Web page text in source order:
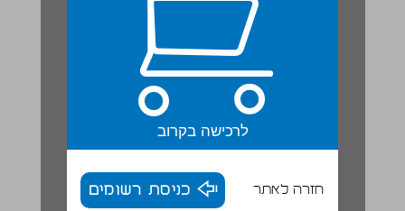
לרכישה בקרוב
חזרה לאתר כניסת רשומים